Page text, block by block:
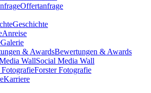
Offertanfrage
Geschichte
Anreise
Galerie
Bewertungen & Awards
Social Media Wall
Forster Fotografie
Karriere